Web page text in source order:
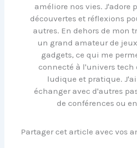
améliore nos vies. J'adore
découvertes et réflexions
autres. En dehors de mon
un grand amateur de
gadgets, ce qui me
connecté à l'univers tech
ludique et pratique.
échanger avec d'autres
de conférences ou
Partager cet article avec vos